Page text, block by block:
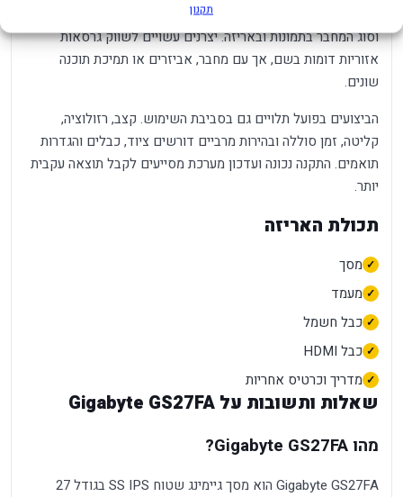
תקנון
DisplayHDR בנוסף, מומלץ לבדוק את מספר החלק, צבע המוצר
וסוג המחבר בתמונות ובאריזה. יצרנים עשויים לשווק גרסאות
אזוריות דומות בשם, אך עם מחבר, אביזרים או תמיכת תוכנה
שונים.
הביצועים בפועל תלויים גם בסביבת השימוש. קצב, רזולוציה,
קליטה, זמן סוללה ובהירות מרביים דורשים ציוד, כבלים והגדרות
תואמים. התקנה נכונה ועדכון מערכת מסייעים לקבל תוצאה עקבית
יותר.
תכולת האריזה
מסך
מעמד
כבל חשמל
כבל HDMI
מדריך וכרטיס אחריות
שאלות ותשובות על Gigabyte GS27FA
מהו Gigabyte GS27FA?
Gigabyte GS27FA הוא מסך גיימינג שטוח SS IPS בגודל 27